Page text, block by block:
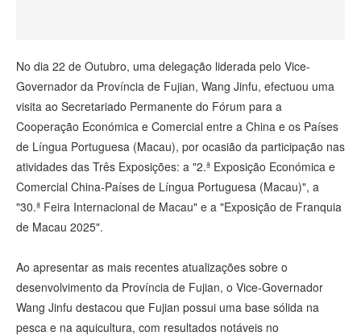
No dia 22 de Outubro, uma delegação liderada pelo Vice-
Governador da Província de Fujian, Wang Jinfu, efectuou uma
visita ao Secretariado Permanente do Fórum para a
Cooperação Económica e Comercial entre a China e os Países
de Língua Portuguesa (Macau), por ocasião da participação nas
atividades das Três Exposições: a "2.ª Exposição Económica e
Comercial China-Países de Língua Portuguesa (Macau)", a
"30.ª Feira Internacional de Macau" e a "Exposição de Franquia
de Macau 2025".
Ao apresentar as mais recentes atualizações sobre o
desenvolvimento da Província de Fujian, o Vice-Governador
Wang Jinfu destacou que Fujian possui uma base sólida na
pesca e na aquicultura, com resultados notáveis no